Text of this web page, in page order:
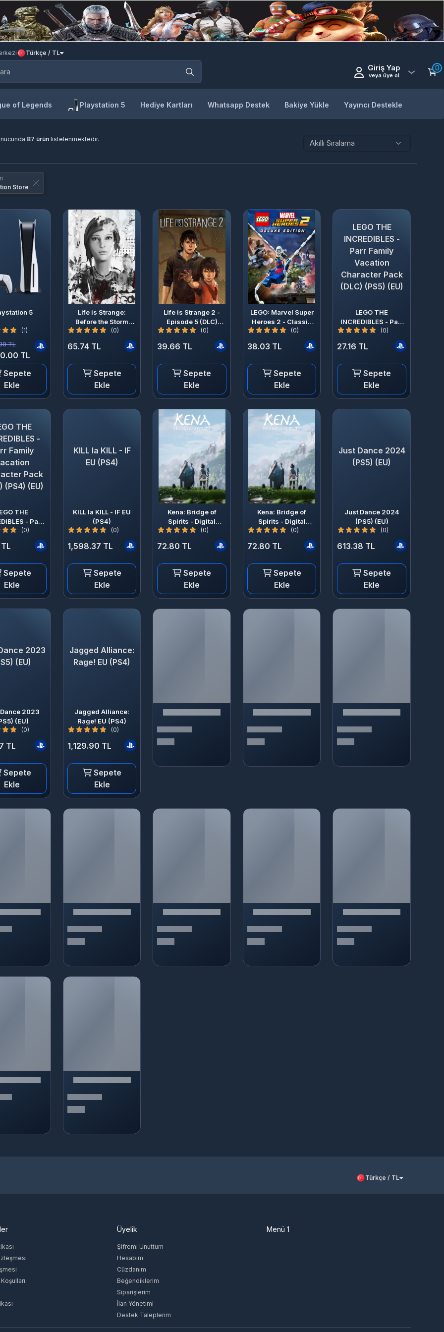
Türkçe / TL
Giriş Yap
veya üye ol
0
of Legends Playstation 5 Hediye Kartları Whatsapp Destek Bakiye Yükle Yayıncı Destekle
87 ürünlistelenmektedir.
Store
5
(1)
TL
TL
Sepete
Ekle
Life is Strange:
Before the Storm
Classic Chloe Outfit
Pack PS4 PSN Key
GLOBAL
(0)
65.74 TL
Sepete
Ekle
Life is Strange 2 -
Episode 5 (DLC)
(PS4) (EU)
(0)
39.66 TL
Sepete
Ekle
LEGO: Marvel Super
Heroes 2 - Classic
Guardians of the
Galaxy Character
Pack (DLC) (PS4)
(0)
38.03 TL
Sepete
Ekle
LEGO THE
INCREDIBLES -
Parr Family
Vacation
Character Pack
(DLC) (PS5) (EU)
LEGO THE
INCREDIBLES - Parr
Family Vacation
Character Pack (DLC)
(PS5) (EU)
(0)
27.16 TL
Sepete
Ekle
THE
-
Family
Pack
(PS4) (EU)
THE
- Parr
Vacation
Pack (DLC)
(EU)
(0)
Sepete
Ekle
KILL la KILL - IF
EU (PS4)
KILL la KILL - IF EU
(PS4)
(0)
1,598.37 TL
Sepete
Ekle
Kena: Bridge of
Spirits - Digital
Deluxe Upgrade
(DLC) (PS5) (EU)
(0)
72.80 TL
Sepete
Ekle
Kena: Bridge of
Spirits - Digital
Deluxe Upgrade
(DLC) (PS4) (EU)
(0)
72.80 TL
Sepete
Ekle
Just Dance 2024
(PS5) (EU)
Just Dance 2024
(PS5) (EU)
(0)
613.38 TL
Sepete
Ekle
2023
(EU)
2023
(EU)
(0)
TL
Sepete
Ekle
Jagged Alliance:
Rage! EU (PS4)
Jagged Alliance:
Rage! EU (PS4)
(0)
1,129.90 TL
Sepete
Ekle
Türkçe / TL
Üyelik
Şifremi Unuttum
Hesabım
Cüzdanım
Beğendiklerim
Siparişlerim
İlan Yönetimi
Destek Taleplerim
Menü 1